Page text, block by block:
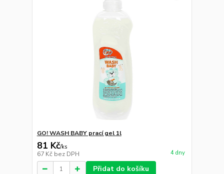
GO! WASH BABY prací gel 1l
81 Kč/ks
67 Kč bez DPH 4 dny
Přidat do košíku